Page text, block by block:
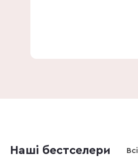
Наші бестселери Всі